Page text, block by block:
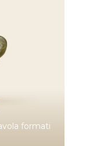
formati